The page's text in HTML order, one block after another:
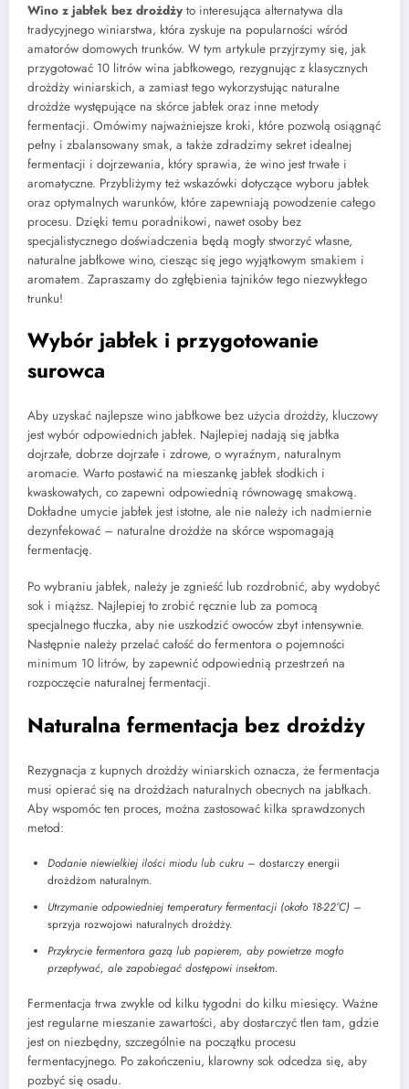
Wino z jabłek bez drożdży to interesująca alternatywa dla
tradycyjnego winiarstwa, która zyskuje na popularności wśród
amatorów domowych trunków. W tym artykule przyjrzymy się, jak
przygotować 10 litrów wina jabłkowego, rezygnując z klasycznych
drożdży winiarskich, a zamiast tego wykorzystując naturalne
drożdże występujące na skórce jabłek oraz inne metody
fermentacji. Omówimy najważniejsze kroki, które pozwolą osiągnąć
pełny i zbalansowany smak, a także zdradzimy sekret idealnej
fermentacji i dojrzewania, który sprawia, że wino jest trwałe i
aromatyczne. Przybliżymy też wskazówki dotyczące wyboru jabłek
oraz optymalnych warunków, które zapewniają powodzenie całego
procesu. Dzięki temu poradnikowi, nawet osoby bez
specjalistycznego doświadczenia będą mogły stworzyć własne,
naturalne jabłkowe wino, ciesząc się jego wyjątkowym smakiem i
aromatem. Zapraszamy do zgłębienia tajników tego niezwykłego
trunku!
Wybór jabłek i przygotowanie
surowca
Aby uzyskać najlepsze wino jabłkowe bez użycia drożdży, kluczowy
jest wybór odpowiednich jabłek. Najlepiej nadają się jabłka
dojrzałe, dobrze dojrzałe i zdrowe, o wyraźnym, naturalnym
aromacie. Warto postawić na mieszankę jabłek słodkich i
kwaskowatych, co zapewni odpowiednią równowagę smakową.
Dokładne umycie jabłek jest istotne, ale nie należy ich nadmiernie
dezynfekować – naturalne drożdże na skórce wspomagają
fermentację.
Po wybraniu jabłek, należy je zgnieść lub rozdrobnić, aby wydobyć
sok i miąższ. Najlepiej to zrobić ręcznie lub za pomocą
specjalnego tłuczka, aby nie uszkodzić owoców zbyt intensywnie.
Następnie należy przelać całość do fermentora o pojemności
minimum 10 litrów, by zapewnić odpowiednią przestrzeń na
rozpoczęcie naturalnej fermentacji.
Naturalna fermentacja bez drożdży
Rezygnacja z kupnych drożdży winiarskich oznacza, że fermentacja
musi opierać się na drożdżach naturalnych obecnych na jabłkach.
Aby wspomóc ten proces, można zastosować kilka sprawdzonych
metod:
Dodanie niewielkiej ilości miodu lub cukru – dostarczy energii
drożdżom naturalnym.
Utrzymanie odpowiedniej temperatury fermentacji (około 18-22°C) –
sprzyja rozwojowi naturalnych drożdży.
Przykrycie fermentora gazą lub papierem, aby powietrze mogło
przepływać, ale zapobiegać dostępowi insektom.
Fermentacja trwa zwykle od kilku tygodni do kilku miesięcy. Ważne
jest regularne mieszanie zawartości, aby dostarczyć tlen tam, gdzie
jest on niezbędny, szczególnie na początku procesu
fermentacyjnego. Po zakończeniu, klarowny sok odcedza się, aby
pozbyć się osadu.